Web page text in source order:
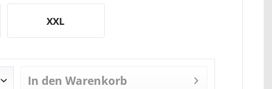
XXL
In den Warenkorb